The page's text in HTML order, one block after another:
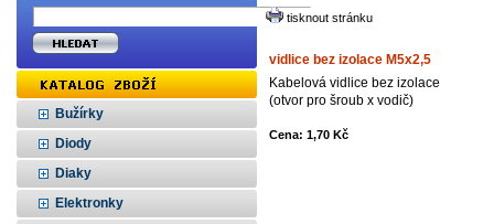
Bužírky
Diody
Diaky
Elektronky
tisknout stránku
vidlice bez izolace M5x2,5
Kabelová vidlice bez izolace
(otvor pro šroub x vodič)
Cena: 1,70 Kč